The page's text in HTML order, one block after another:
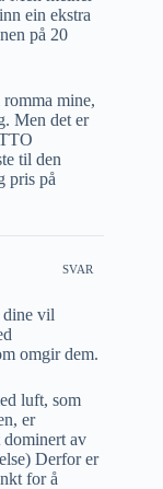
ein ekstra
på 20
mine,
Men det er
til den
pris på
SVAR
dine vil
omgir dem.
luft, som
er
dominert av
Derfor er
for å